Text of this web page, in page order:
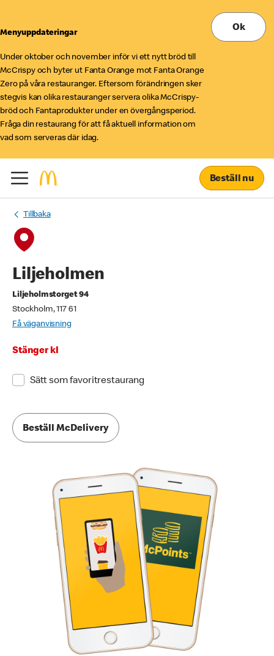
Menyuppdateringar
Under oktober och november inför vi ett nytt bröd till
McCrispy och byter ut Fanta Orange mot Fanta Orange
Zero på våra restauranger. Eftersom förändringen sker
stegvis kan olika restauranger servera olika McCrispy-
bröd och Fantaprodukter under en övergångsperiod.
Fråga din restaurang för att få aktuell information om
vad som serveras där idag.
Ok
Beställ nu
Tillbaka
Liljeholmen
Liljeholmstorget 94
Stockholm, 117 61
Få väganvisning
Stänger kl
Sätt som favoritrestaurang
Beställ McDelivery